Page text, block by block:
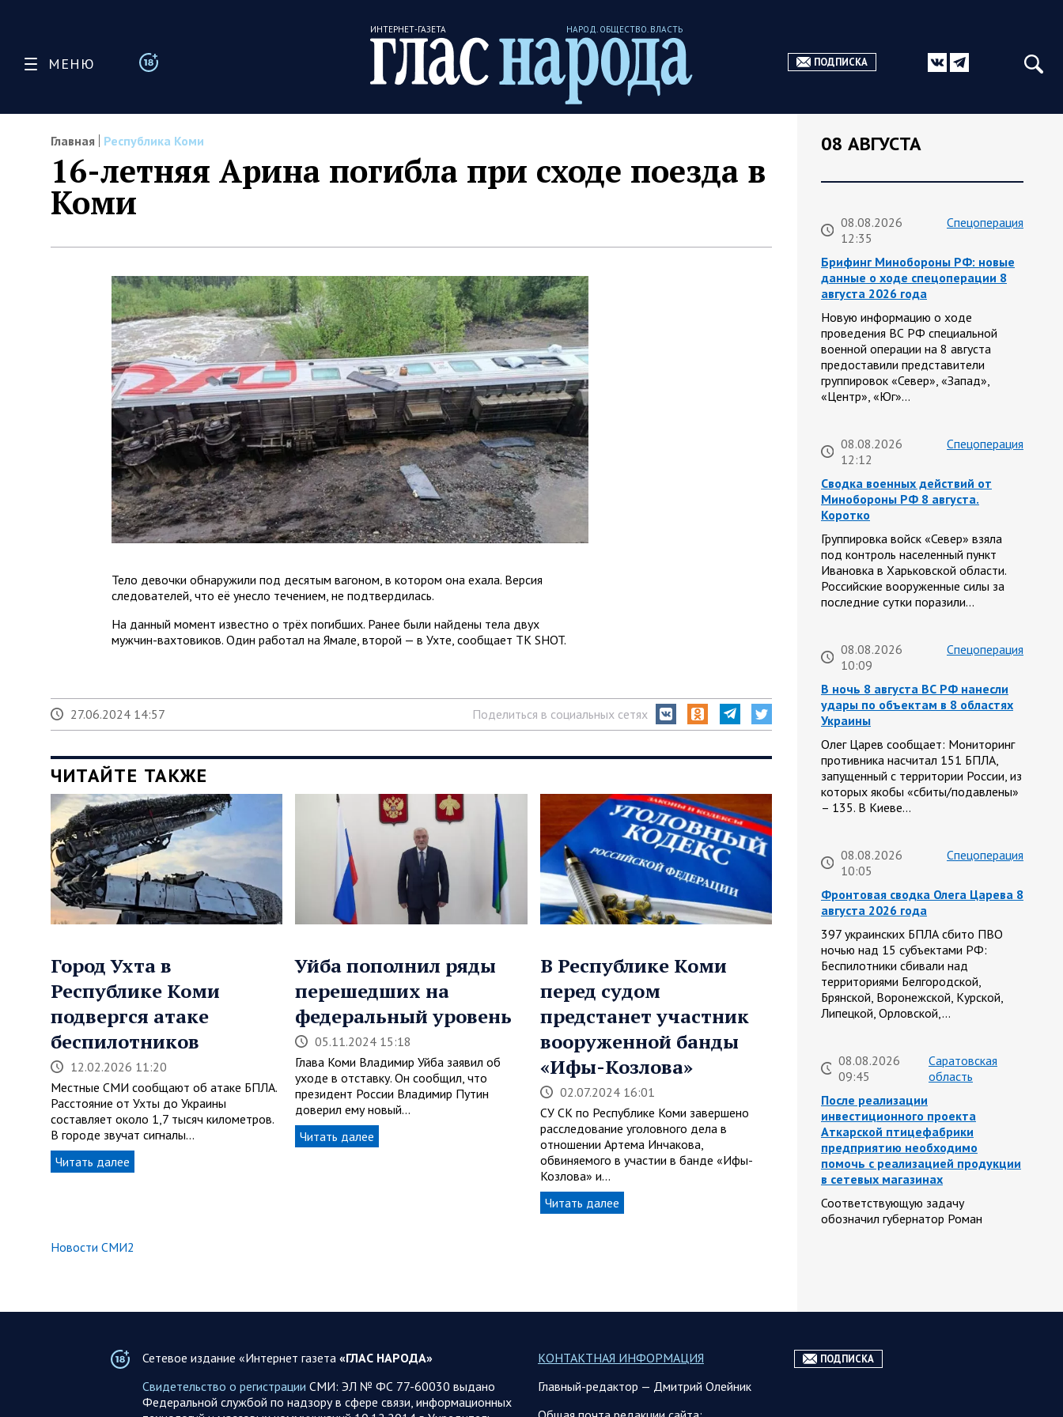
МЕНЮ
ИНТЕРНЕТ-ГАЗЕТА НАРОД. ОБЩЕСТВО. ВЛАСТЬ
ПОДПИСКА
Главная Республика Коми
16-летняя Арина погибла при сходе поезда в
Коми
Тело девочки обнаружили под десятым вагоном, в котором она ехала. Версия
следователей, что её унесло течением, не подтвердилась.
На данный момент известно о трёх погибших. Ранее были найдены тела двух
мужчин-вахтовиков. Один работал на Ямале, второй — в Ухте, сообщает ТК SHOT.
27.06.2024 14:57 Поделиться в социальных сетях
ЧИТАЙТЕ ТАКЖЕ
Город Ухта в
Республике Коми
подвергся атаке
беспилотников
12.02.2026 11:20
Местные СМИ сообщают об атаке БПЛА.
Расстояние от Ухты до Украины
составляет около 1,7 тысяч километров.
В городе звучат сигналы…
Читать далее
Уйба пополнил ряды
перешедших на
федеральный уровень
05.11.2024 15:18
Глава Коми Владимир Уйба заявил об
уходе в отставку. Он сообщил, что
президент России Владимир Путин
доверил ему новый…
Читать далее
В Республике Коми
перед судом
предстанет участник
вооруженной банды
«Ифы-Козлова»
02.07.2024 16:01
СУ СК по Республике Коми завершено
расследование уголовного дела в
отношении Артема Инчакова,
обвиняемого в участии в банде «Ифы-
Козлова» и…
Читать далее
Новости СМИ2
08 АВГУСТА
08.08.2026
12:35
Спецоперация
Брифинг Минобороны РФ: новые
данные о ходе спецоперации 8
августа 2026 года
Новую информацию о ходе
проведения ВС РФ специальной
военной операции на 8 августа
предоставили представители
группировок «Север», «Запад»,
«Центр», «Юг»…
08.08.2026
12:12
Спецоперация
Сводка военных действий от
Минобороны РФ 8 августа.
Коротко
Группировка войск «Север» взяла
под контроль населенный пункт
Ивановка в Харьковской области.
Российские вооруженные силы за
последние сутки поразили…
08.08.2026
10:09
Спецоперация
В ночь 8 августа ВС РФ нанесли
удары по объектам в 8 областях
Украины
Олег Царев сообщает: Мониторинг
противника насчитал 151 БПЛА,
запущенный с территории России, из
которых якобы «сбиты/подавлены»
– 135. В Киеве…
08.08.2026
10:05
Спецоперация
Фронтовая сводка Олега Царева 8
августа 2026 года
397 украинских БПЛА сбито ПВО
ночью над 15 субъектами РФ:
Беспилотники сбивали над
территориями Белгородской,
Брянской, Воронежской, Курской,
Липецкой, Орловской,…
08.08.2026
09:45
Саратовская
область
После реализации
инвестиционного проекта
Аткарской птицефабрики
предприятию необходимо
помочь с реализацией продукции
в сетевых магазинах
Соответствующую задачу
обозначил губернатор Роман
09:04
Сетевое издание «Интернет газета «ГЛАС НАРОДА»
Свидетельство о регистрации СМИ: ЭЛ № ФС 77-60030 выдано
Федеральной службой по надзору в сфере связи, информационных
КОНТАКТНАЯ ИНФОРМАЦИЯ
Главный-редактор — Дмитрий Олейник
ПОДПИСКА